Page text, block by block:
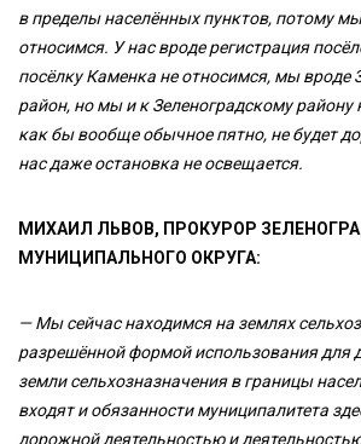
в пределы населённых пунктов, потому
относимся. У нас вроде регистрация
посёлку Каменка не относимся, мы вроде
район, но мы и к Зеленоградскому
как бы вообще обычное пятно, не будет
нас даже остановка не освещается.
МИХАИЛ ЛЬВОВ, ПРОКУРОР
МУНИЦИПАЛЬНОГО ОКРУГА:
— Мы сейчас находимся на землях
разрешённой формой использования для
земли сельхозназначения в границы
входят и обязанности муниципалитета
дорожной деятельностью и